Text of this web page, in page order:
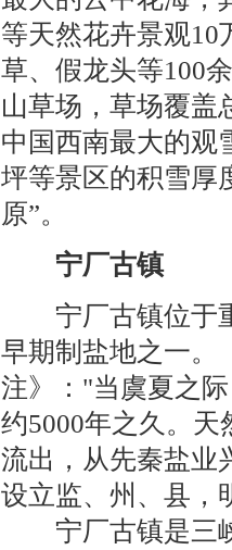
等天然花卉景观10
草、假龙头等100
山草场，草场覆盖
中国西南最大的观
坪等景区的积雪厚
原”。
宁厂古镇
宁厂古镇位于
早期制盐地之一。
注》："当虞夏之
约5000年之久。
流出，从先秦盐业
设立监、州、县，
宁厂古镇是三峡